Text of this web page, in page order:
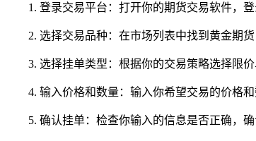
1. 登录交易平台：打开你的期货交易软件，登
2. 选择交易品种：在市场列表中找到黄金期
3. 选择挂单类型：根据你的交易策略选择限价
4. 输入价格和数量：输入你希望交易的价格
5. 确认挂单：检查你输入的信息是否正确，确